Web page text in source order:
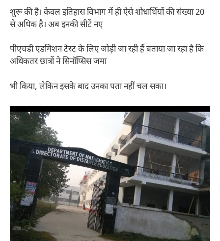
शुरू की है। केवल इतिहास विभाग में ही ऐसे शोधार्थियों की संख्या 20
से अधिक है। अब इनकी सीटें नए
पीएचडी एडमिशन टेस्ट के लिए जोड़ी जा रही हैं बताया जा रहा है कि
अधिकतर छात्रों ने सिनॉप्सिस जमा
भी किया, लेकिन इसके बाद उनका पता नहीं चल सका।